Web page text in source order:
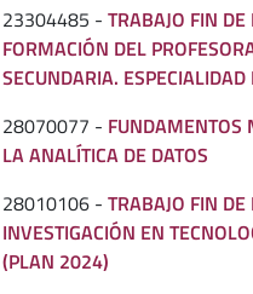
23304485 - TRABAJO FIN
FORMACIÓN DEL
SECUNDARIA.
28070077 - FUNDAMENTOS
LA ANALÍTICA DE DATOS
28010106 - TRABAJO FIN
INVESTIGACIÓN EN
(PLAN 2024)